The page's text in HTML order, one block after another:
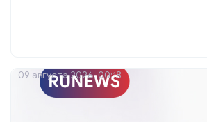
09 августа 2026, 00:18